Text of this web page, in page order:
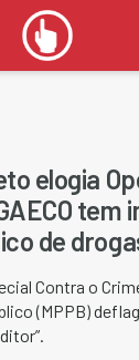
elogia
tem
de
Contra o
(MPPB)